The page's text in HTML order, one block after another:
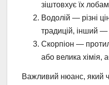
зіштовхує їх
Водолій — різні
традицій, інший —
Скорпіон —
або велика хімія,
Важливий нюанс, який